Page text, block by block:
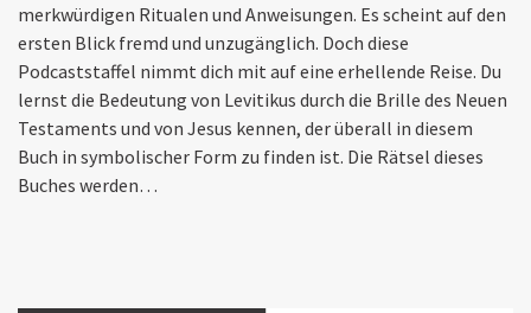
merkwürdigen Ritualen und Anweisungen. Es scheint auf den
ersten Blick fremd und unzugänglich. Doch diese
Podcaststaffel nimmt dich mit auf eine erhellende Reise. Du
lernst die Bedeutung von Levitikus durch die Brille des Neuen
Testaments und von Jesus kennen, der überall in diesem
Buch in symbolischer Form zu finden ist. Die Rätsel dieses
Buches werden…